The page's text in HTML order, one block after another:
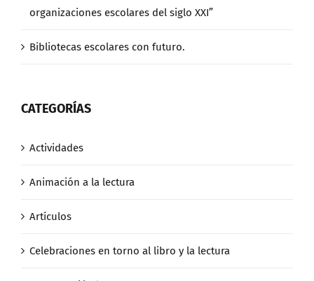
organizaciones escolares del siglo XXI”
Bibliotecas escolares con futuro.
CATEGORÍAS
Actividades
Animación a la lectura
Artículos
Celebraciones en torno al libro y la lectura